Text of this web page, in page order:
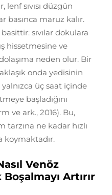
sıvısı düzgün
basınca maruz kalır.
sıvılar dokulara
hissetmesine ve
neden olur. Bir
onda yedisinin
üç saat içinde
başladığını
ve ark., 2016). Bu,
ne kadar hızlı
koymaktadır.
Venöz
Artırır